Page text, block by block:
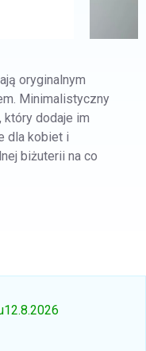
oryginalnym
Minimalistyczny
który dodaje im
dla kobiet i
biżuterii na co
12.8.2026